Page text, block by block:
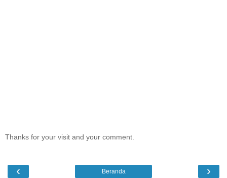
Thanks for your visit and your comment.
‹ ›
Beranda